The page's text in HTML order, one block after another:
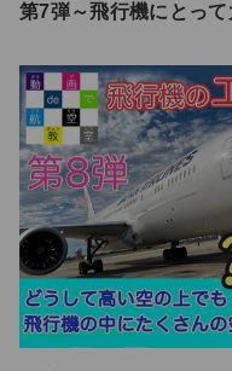
第7弾～飛行機にとっ